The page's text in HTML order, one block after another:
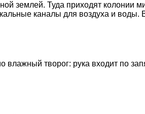
землей. Туда приходят колонии
каналы для воздуха и воды.
творог: рука входит по